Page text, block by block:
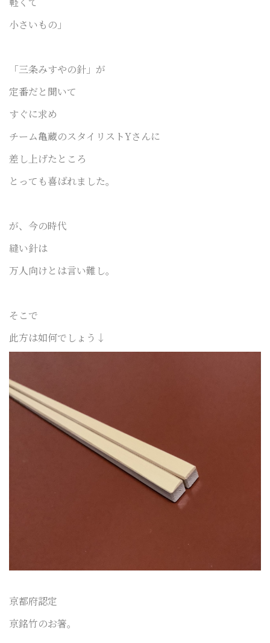
小さいもの」
「三条みすやの針」が
定番だと聞いて
すぐに求め
チーム亀蔵のスタイリストYさんに
差し上げたところ
とっても喜ばれました。
が、今の時代
縫い針は
万人向けとは言い難し。
そこで
此方は如何でしょう↓
京都府認定
京銘竹のお箸。